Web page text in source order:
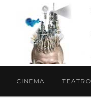
CINEMA TEATRO